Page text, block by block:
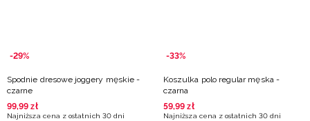
-29%
Spodnie dresowe joggery męskie -
czarne
99,99 zł
Najniższa cena z ostatnich 30 dni
-33%
Koszulka polo regular męska -
czarna
59,99 zł
Najniższa cena z ostatnich 30 dni